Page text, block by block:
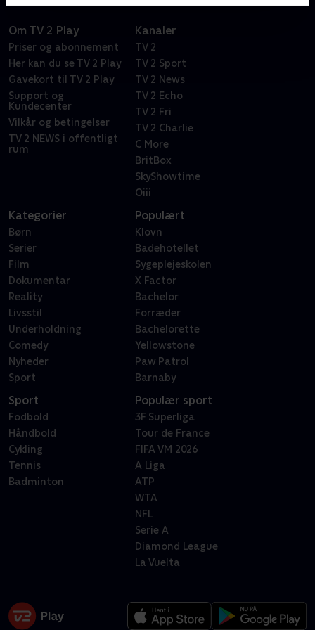
Om TV 2 Play
Priser og abonnement
Her kan du se TV 2 Play
Gavekort til TV 2 Play
Support og
Kundecenter
Vilkår og betingelser
TV 2 NEWS i offentligt
rum
Kanaler
TV 2
TV 2 Sport
TV 2 News
TV 2 Echo
TV 2 Fri
TV 2 Charlie
C More
BritBox
SkyShowtime
Oiii
Kategorier
Børn
Serier
Film
Dokumentar
Reality
Livsstil
Underholdning
Comedy
Nyheder
Sport
Populært
Klovn
Badehotellet
Sygeplejeskolen
X Factor
Bachelor
Forræder
Bachelorette
Yellowstone
Paw Patrol
Barnaby
Sport
Fodbold
Håndbold
Cykling
Tennis
Badminton
Populær sport
3F Superliga
Tour de France
FIFA VM 2026
A Liga
ATP
WTA
NFL
Serie A
Diamond League
La Vuelta